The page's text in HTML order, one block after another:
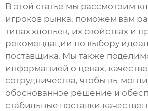
В этой статье мы рассмотрим
игроков рынка, поможем вам
типах хлопьев, их свойствах и
рекомендации по выбору
поставщика. Мы также
информацией о ценах,
сотрудничества, чтобы вы
обоснованное решение и
стабильные поставки